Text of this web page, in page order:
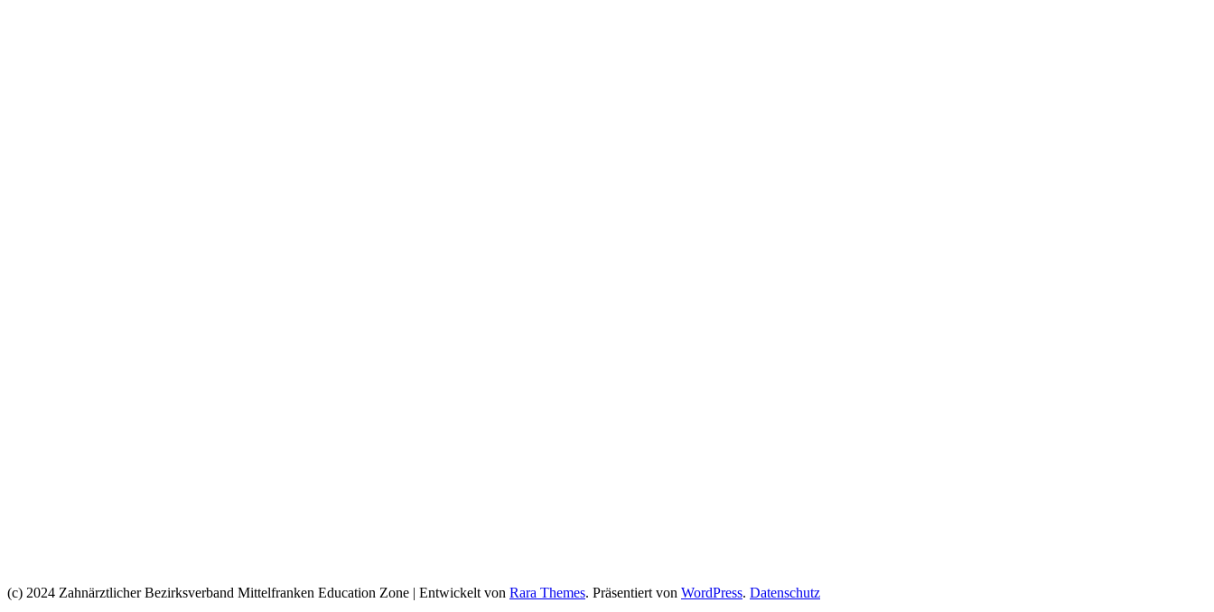
(c) 2024 Zahnärztlicher Bezirksverband Mittelfranken Education Zone | Entwickelt von Rara Themes. Präsentiert von WordPress. Datenschutz